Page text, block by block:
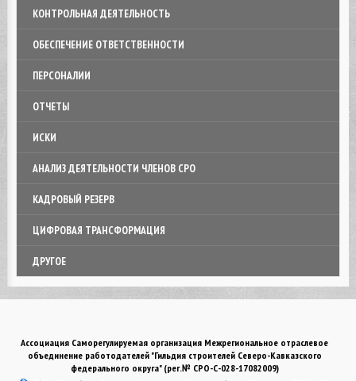
КОНТРОЛЬНАЯ ДЕЯТЕЛЬНОСТЬ
ОБЕСПЕЧЕНИЕ ОТВЕТСТВЕННОСТИ
ПЕРСОНАЛИИ
ОТЧЕТЫ
ИСКИ
АНАЛИЗ ДЕЯТЕЛЬНОСТИ ЧЛЕНОВ СРО
КАДРОВЫЙ РЕЗЕРВ
ЦИФРОВАЯ ТРАНСФОРМАЦИЯ
ДРУГОЕ
Ассоциация Саморегулируемая организация Межрегиональное отраслевое
объединение работодателей "Гильдия строителей Северо-Кавказского
федерального округа" (рег.№ СРО-С-028-17082009)